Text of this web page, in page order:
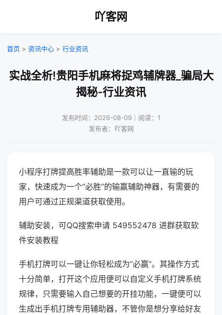
吖客网
首页 > 资讯中心 > 行业资讯
实战全析!贵阳手机麻将捉鸡辅牌器_骗局大
揭秘-行业资讯
发布时间：2026-08-09｜阅读：1
发布者：吖客网
小程序打牌提高胜率辅助是一款可以让一直输的玩
家，快速成为一个“必胜”的输赢辅助神器，有需要的
用户可通过正规渠道获取使用。
辅助安装，可QQ搜索申请 549552478 进群获取软
件安装教程
手机打牌可以一键让你轻松成为“必赢”。其操作方式
十分简单，打开这个应用便可以自定义手机打牌系统
规律，只需要输入自己想要的开挂功能，一键便可以
生成出手机打牌专用辅助器，不管你是想分享给好友